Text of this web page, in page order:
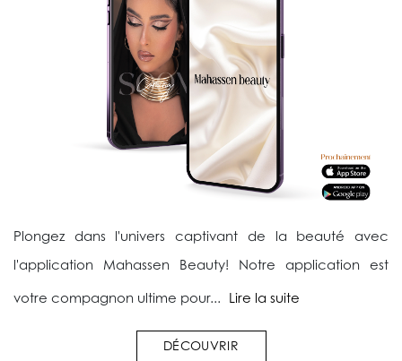
Plongez dans l'univers captivant de la beauté avec
l'application Mahassen Beauty! Notre application est
votre compagnon ultime pour... Lire la suite
DÉCOUVRIR